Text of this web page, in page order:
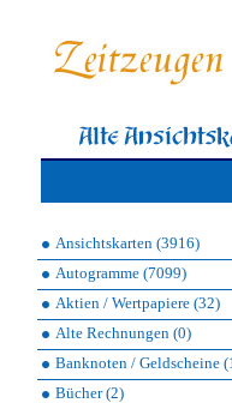
Ansichtskarten (3916)
Autogramme (7099)
Aktien / Wertpapiere (32)
Alte Rechnungen (0)
Banknoten / Geldscheine
Bücher (2)